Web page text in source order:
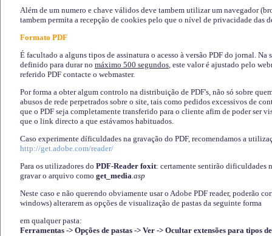
Além de um numero e chave válidos deve tambem utilizar um navegador
tambem permita a recepção de cookies pelo que o nível de privacidade das
Formato PDF
É facultado a alguns tipos de assinatura o acesso à versão PDF do jornal. Na
definido para durar no máximo 500 segundos, este valor é ajustado pelo
referido PDF contacte o webmaster.
Por forma a obter algum controlo na distribuição de PDF's, não só sobre
abusos de rede perpetrados sobre o site, tais como pedidos excessivos de
que o PDF seja completamente transferido para o cliente afim de poder ser
que o link directo a que estávamos habituados.
Caso experimente díficuldades na gravação do PDF, recomendamos a
http://get.adobe.com/reader/
Para os utilizadores do PDF-Reader foxit: certamente sentirão dificuldades
gravar o arquivo como get_media.asp
Neste caso e não querendo obviamente usar o Adobe PDF reader, poderão
windows) alterarem as opções de visualização de pastas da seguinte forma
em qualquer pasta:
Ferramentas -> Opções de pastas -> Ver -> Ocultar extensões para tipos